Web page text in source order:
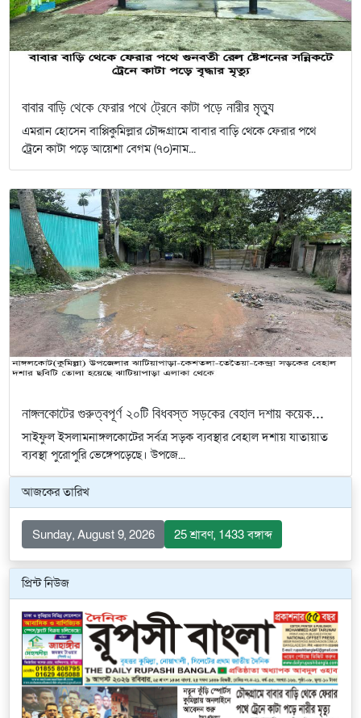
বাবার বাড়ি থেকে ফেরার পথে ট্রেনে কাটা পড়ে নারীর মৃত্যু
এমরান হোসেন বাপ্পিকুমিল্লার চৌদ্দগ্রামে বাবার বাড়ি থেকে ফেরার পথে
ট্রেনে কাটা পড়ে আয়েশা বেগম (৭০)নাম...
নাঙ্গলকোটের গুরুত্বপূর্ণ ২০টি বিধবস্ত সড়কের বেহাল দশায় কয়েক...
সাইফুল ইসলামনাঙ্গলকোটের সর্বত্র সড়ক ব্যবস্থার বেহাল দশায় যাতায়াত
ব্যবস্থা পুরোপুরি ভেঙ্গেপড়েছে। উপজে...
আজকের তারিখ
Sunday, August 9, 2026 25 শ্রাবণ, 1433 বঙ্গাব্দ
প্রিন্ট নিউজ